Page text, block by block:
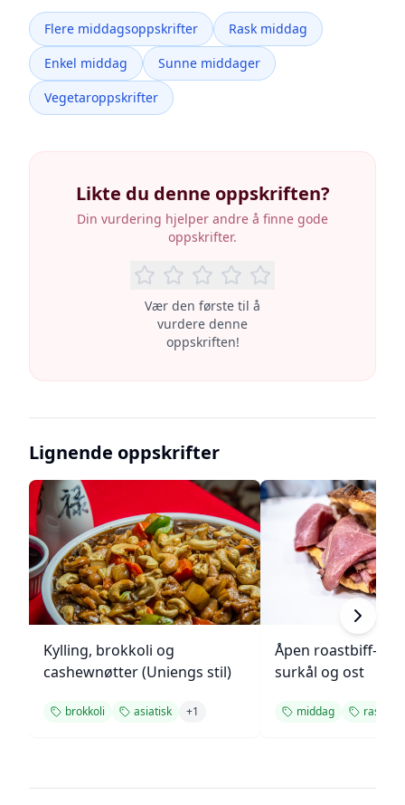
Flere middagsoppskrifter
Rask middag
Enkel middag
Sunne middager
Vegetaroppskrifter
Likte du denne oppskriften?
Din vurdering hjelper andre å finne gode
oppskrifter.
Vær den første til å
vurdere denne
oppskriften!
Lignende oppskrifter
Kylling, brokkoli og
cashewnøtter (Uniengs stil)
brokkoli asiatisk +1
Åpen roastbiff-
surkål og ost
middag rask